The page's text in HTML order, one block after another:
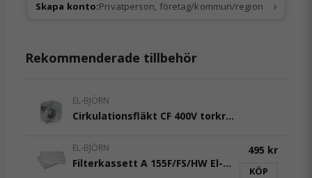
Skapa konto:Privatperson, företag/kommun/region ›
Rekommenderade tillbehör
EL-BJÖRN
Cirkulationsfläkt CF 400V torkrum El-Björn
EL-BJÖRN
Filterkassett A 155F/FS/HW El-Björn
495 kr
KÖP